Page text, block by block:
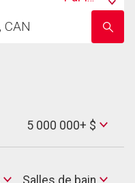
Search
nom
Max
Price
5 000 000+ $
Salles de bain